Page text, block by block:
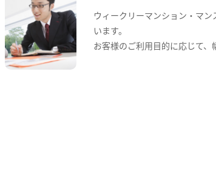
ウィークリーマンション・マ
います。
お客様のご利用目的に応じて、